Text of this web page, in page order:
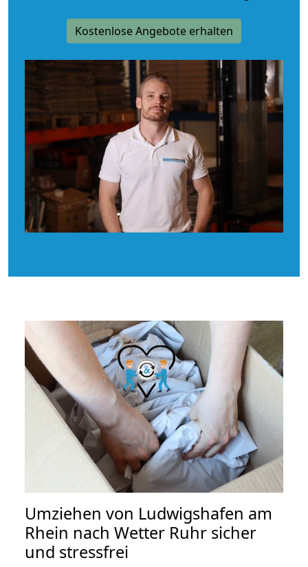
Kostenlose Angebote erhalten
Umziehen von Ludwigshafen am
Rhein nach Wetter Ruhr sicher
und stressfrei